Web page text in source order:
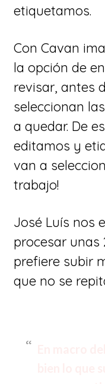
etiquetamos.
Con Cavan
la opción de
revisar, antes
seleccionan
a quedar. De
editamos y
van a
trabajo!
José Luís nos
procesar
prefiere subir
que no se